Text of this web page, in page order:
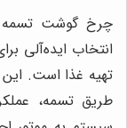
چرخ گوشت تسمه
انتخاب ایده‌آلی
تهیه غذا است. این
طریق تسمه،